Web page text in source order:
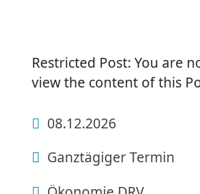
Restricted Post: You are
view the content of this
08.12.2026
Ganztägiger Termin